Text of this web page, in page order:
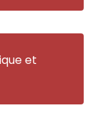
et